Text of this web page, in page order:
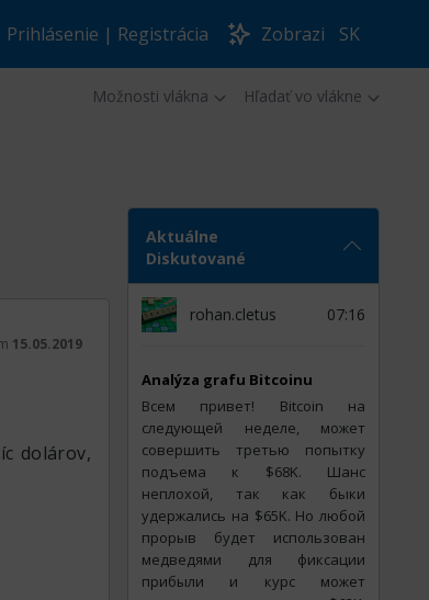
Prihlásenie | Registrácia Zobrazi SK
Možnosti vlákna Hľadať vo vlákne
15.05.2019
dolárov,
Aktuálne
Diskutované
rohan.cletus 07:16
Analýza grafu Bitcoinu
Всем привет! Bitcoin на
следующей неделе, может
совершить третью попытку
подъема к $68K. Шанс
неплохой, так как быки
удержались на $65K. Но любой
прорыв будет использован
медведями для фиксации
прибыли и курс может